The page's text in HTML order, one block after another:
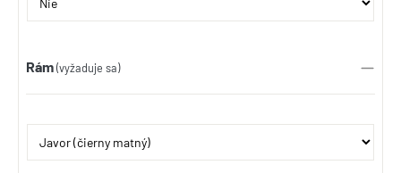
Rám(vyžaduje sa)